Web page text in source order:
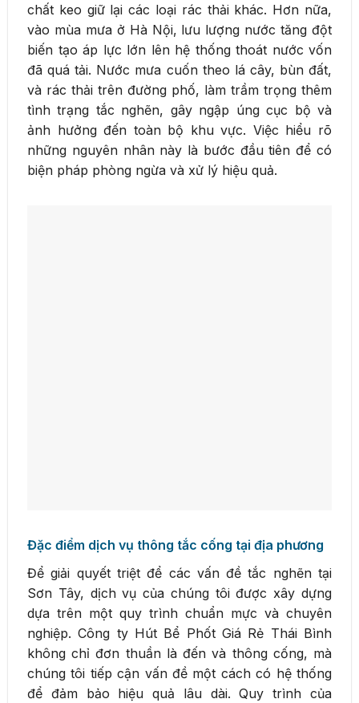
chất keo giữ lại các loại rác thải khác. Hơn nữa,
vào mùa mưa ở Hà Nội, lưu lượng nước tăng đột
biến tạo áp lực lớn lên hệ thống thoát nước vốn
đã quá tải. Nước mưa cuốn theo lá cây, bùn đất,
và rác thải trên đường phố, làm trầm trọng thêm
tình trạng tắc nghẽn, gây ngập úng cục bộ và
ảnh hưởng đến toàn bộ khu vực. Việc hiểu rõ
những nguyên nhân này là bước đầu tiên để có
biện pháp phòng ngừa và xử lý hiệu quả.
Đặc điểm dịch vụ thông tắc cống tại địa phương
Để giải quyết triệt để các vấn đề tắc nghẽn tại
Sơn Tây, dịch vụ của chúng tôi được xây dựng
dựa trên một quy trình chuẩn mực và chuyên
nghiệp. Công ty Hút Bể Phốt Giá Rẻ Thái Bình
không chỉ đơn thuần là đến và thông cống, mà
chúng tôi tiếp cận vấn đề một cách có hệ thống
để đảm bảo hiệu quả lâu dài. Quy trình của